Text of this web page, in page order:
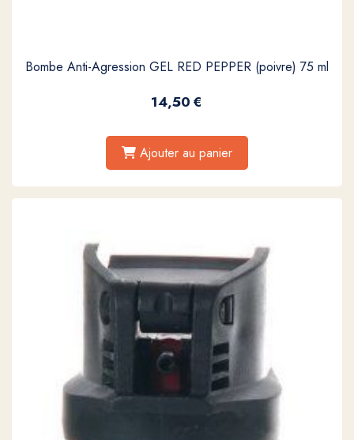
Bombe Anti-Agression GEL RED PEPPER (poivre) 75 ml
14,50€
Ajouter au panier